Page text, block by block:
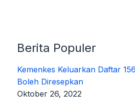
Berita Populer
Kemenkes Keluarkan Daftar
Boleh Diresepkan
Oktober 26, 2022